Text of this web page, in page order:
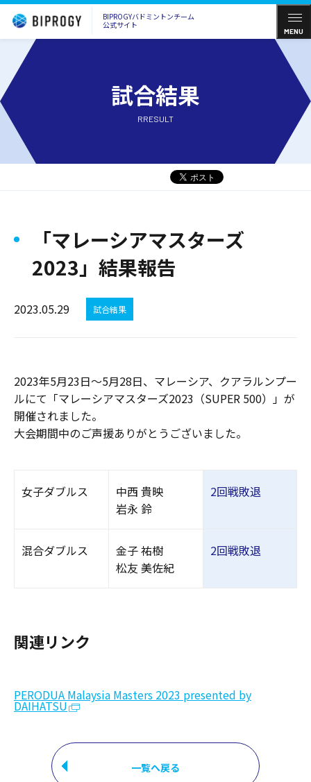
BIPROGYバドミントンチーム
公式サイト
MENU
試合結果
RRESULT
「マレーシアマスターズ
2023」結果報告
2023.05.29 試合結果
2023年5月23日～5月28日、マレーシア、クアラルンプー
ルにて「マレーシアマスターズ2023（SUPER 500）」が
開催されました。
大会期間中のご声援ありがとうございました。
女子ダブルス
中西 貴映
岩永 鈴
2回戦敗退
混合ダブルス
金子 祐樹
松友 美佐紀
2回戦敗退
関連リンク
PERODUA Malaysia Masters 2023 presented by
DAIHATSU
一覧へ戻る